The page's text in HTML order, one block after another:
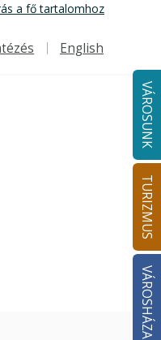
a fő tartalomhoz
English
VÁROSUNK
TURIZMUS
VÁROSHÁZA